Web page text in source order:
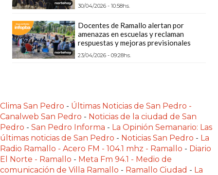
Y
ENTRENO
CON
ASESORAMIENTO
CHANGUITO.COM.AR
Y
CÓMO
FUNCIONA:
CREAR
TIENDAS
30/04/2026 - 10:58hs.
Docentes de Ramallo alertan por
amenazas en escuelas y reclaman
respuestas y mejoras previsionales
23/04/2026 - 09:28hs.
Clima San Pedro - Últimas Noticias de San Pedro -
Canalweb San Pedro - Noticias de la ciudad de San
Pedro - San Pedro Informa - La Opinión Semanario: Las
últimas noticias de San Pedro - Noticias San Pedro - La
Radio Ramallo - Acero FM - 104.1 mhz - Ramallo - Diario
El Norte - Ramallo - Meta Fm 94.1 - Medio de
comunicación de Villa Ramallo - Ramallo Ciudad - La